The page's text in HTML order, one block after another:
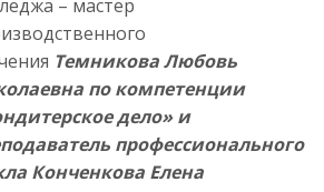
– мастер
Темникова Любовь
по компетенции
дело» и
профессионального
Конченкова Елена